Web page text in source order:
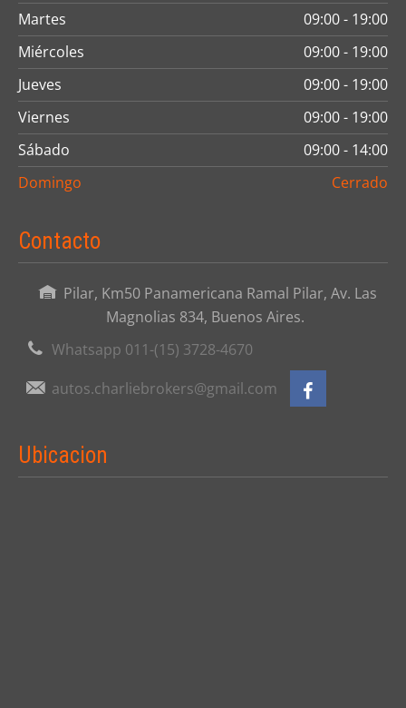
Martes
09:00 - 19:00
Miércoles
09:00 - 19:00
Jueves
09:00 - 19:00
Viernes
09:00 - 19:00
Sábado
09:00 - 14:00
Domingo
Cerrado
Contacto
Pilar, Km50 Panamericana Ramal Pilar, Av. Las
Magnolias 834, Buenos Aires.
Whatsapp 011-(15) 3728-4670
autos.charliebrokers@gmail.com
Ubicacion